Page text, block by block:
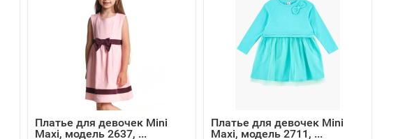
Платье для девочек Mini
Maxi, модель 2637, ...
Платье для девочек Mini
Maxi, модель 2711, ...